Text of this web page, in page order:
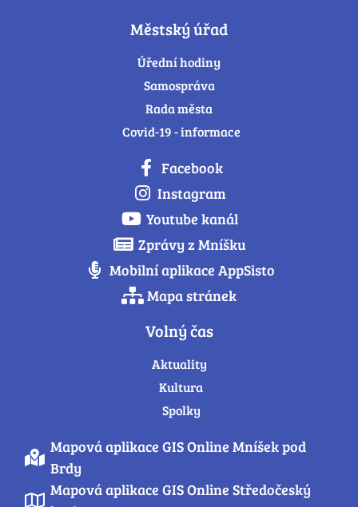
Městský úřad
Úřední hodiny
Samospráva
Rada města
Covid-19 - informace
Facebook
Instagram
Youtube kanál
Zprávy z Mníšku
Mobilní aplikace AppSisto
Mapa stránek
Volný čas
Aktuality
Kultura
Spolky
Mapová aplikace GIS Online Mníšek pod
Brdy
Mapová aplikace GIS Online Středočeský